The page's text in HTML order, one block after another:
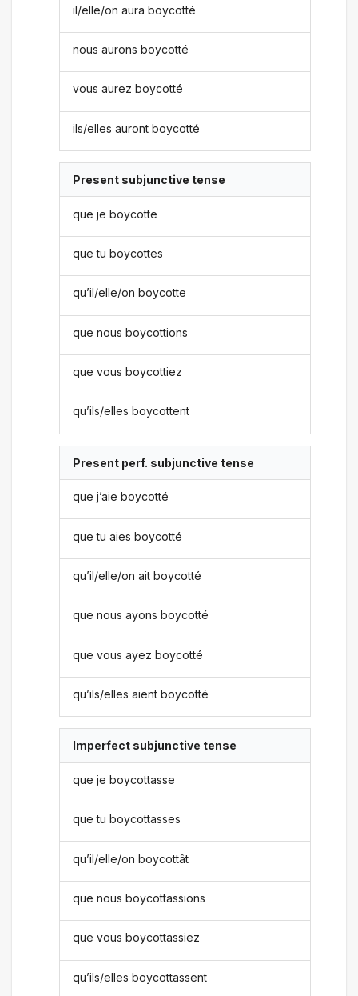
il/elle/on aura boycotté
nous aurons boycotté
vous aurez boycotté
ils/elles auront boycotté
Present subjunctive tense
que je boycotte
que tu boycottes
qu’il/elle/on boycotte
que nous boycottions
que vous boycottiez
qu’ils/elles boycottent
Present perf. subjunctive tense
que j’aie boycotté
que tu aies boycotté
qu’il/elle/on ait boycotté
que nous ayons boycotté
que vous ayez boycotté
qu’ils/elles aient boycotté
Imperfect subjunctive tense
que je boycottasse
que tu boycottasses
qu’il/elle/on boycottât
que nous boycottassions
que vous boycottassiez
qu’ils/elles boycottassent